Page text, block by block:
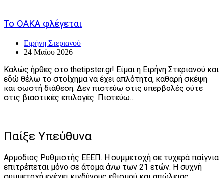
Το ΟΑΚΑ φλέγεται
Ειρήνη Στεριανού
24 Μαΐου 2026
Καλώς ήρθες στο thetipster.gr! Είμαι η Ειρήνη Στεριανού και
εδώ θέλω το στοίχημα να έχει απλότητα, καθαρή σκέψη
και σωστή διάθεση. Δεν πιστεύω στις υπερβολές ούτε
στις βιαστικές επιλογές. Πιστεύω…
Παίξε Υπεύθυνα
Αρμόδιος Ρυθμιστής ΕΕΕΠ. Η συμμετοχή σε τυχερά παίγνια
επιτρέπεται μόνο σε άτομα άνω των 21 ετών. Η συχνή